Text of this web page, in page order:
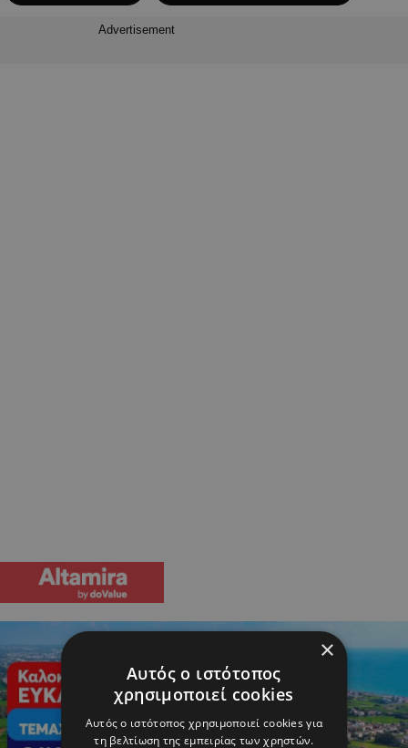
Advertisement
×
Αυτός ο ιστότοπος
χρησιμοποιεί cookies
Αυτός ο ιστότοπος χρησιμοποιεί cookies για
τη βελτίωση της εμπειρίας των χρηστών.